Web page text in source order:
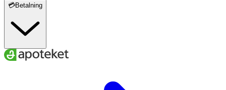
💳Betalning